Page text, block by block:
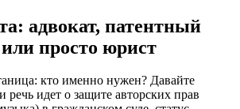
адвокат, патентный
просто юрист
кто именно нужен? Давайте
речь идет о защите авторских прав